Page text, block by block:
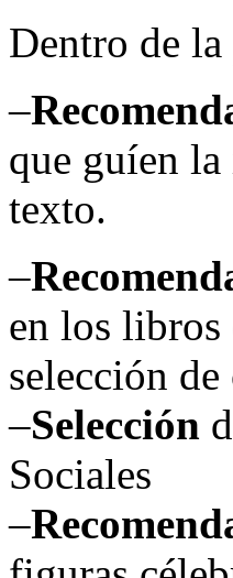
Dentro de
–
que guíen
texto.
–
en los libros
selección
–Selección
Sociales
–